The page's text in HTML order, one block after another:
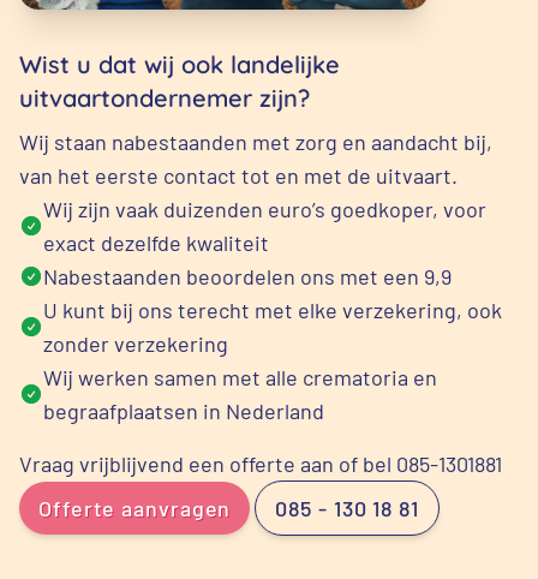
Wist u dat wij ook landelijke
uitvaartondernemer zijn?
Wij staan nabestaanden met zorg en aandacht bij,
van het eerste contact tot en met de uitvaart.
Wij zijn vaak duizenden euro’s goedkoper, voor
exact dezelfde kwaliteit
Nabestaanden beoordelen ons met een 9,9
U kunt bij ons terecht met elke verzekering, ook
zonder verzekering
Wij werken samen met alle crematoria en
begraafplaatsen in Nederland
Vraag vrijblijvend een offerte aan of bel 085-1301881
Offerte aanvragen
085 - 130 18 81